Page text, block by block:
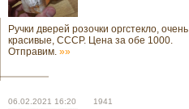
Ручки дверей розочки оргстекло, очень
красивые, СССР. Цена за обе 1000.
Отправим. »»
06.02.2021 16:20 1941